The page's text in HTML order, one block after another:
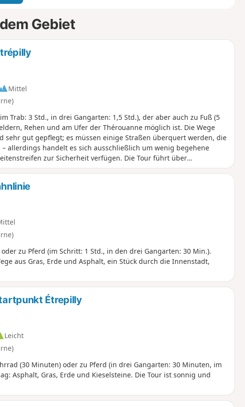
Gebiet
Mittel
Trab: 3 Std., in drei Gangarten: 1,5 Std.), der aber auch zu Fuß (5
Rehen und am Ufer der Thérouanne möglich ist. Die Wege
sehr gut gepflegt; es müssen einige Straßen überquert werden, die
allerdings handelt es sich ausschließlich um wenig begehene
zur Sicherheit verfügen. Die Tour führt über
die Strecke ist eher offen, daher ist bei großer Hitze Vorsicht
alle Wege sind begehbar.
zu Pferd (im Schritt: 1 Std., in den drei Gangarten: 30 Min.).
aus Gras, Erde und Asphalt, ein Stück durch die Innenstadt,
Étrepilly
Leicht
(30 Minuten) oder zu Pferd (in drei Gangarten: 30 Minuten, im
Asphalt, Gras, Erde und Kieselsteine. Die Tour ist sonnig und